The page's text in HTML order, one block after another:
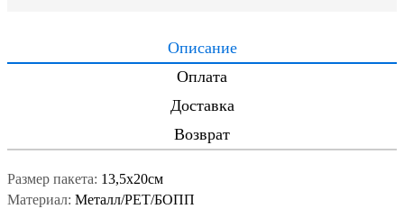
Описание
Оплата
Доставка
Возврат
Размер пакета: 13,5х20см
Материал: Металл/PET/БОПП